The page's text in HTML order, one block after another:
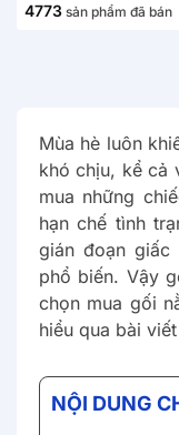
4773 sản phẩm đã bán
Mùa hè luôn
khó chịu, kể cả
mua những
hạn chế tình
gián đoạn giấc
phổ biến. Vậy
chọn mua gối
hiểu qua bài
NỘI DUNG